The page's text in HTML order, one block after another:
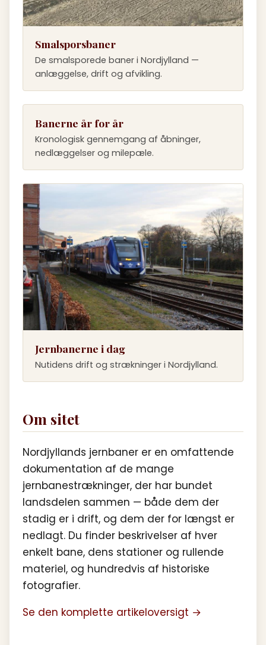
Smalsporsbaner
De smalsporede baner i Nordjylland —
anlæggelse, drift og afvikling.
Banerne år for år
Kronologisk gennemgang af åbninger,
nedlæggelser og milepæle.
Jernbanerne i dag
Nutidens drift og strækninger i Nordjylland.
Om sitet
Nordjyllands jernbaner er en omfattende
dokumentation af de mange
jernbanestrækninger, der har bundet
landsdelen sammen — både dem der
stadig er i drift, og dem der for længst er
nedlagt. Du finder beskrivelser af hver
enkelt bane, dens stationer og rullende
materiel, og hundredvis af historiske
fotografier.
Se den komplette artikeloversigt →